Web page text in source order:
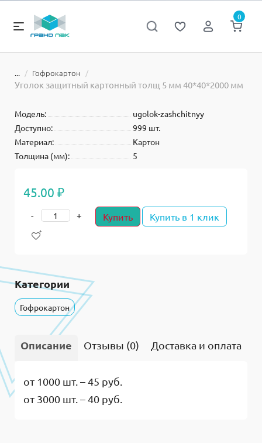
0
...
Гофрокартон
Уголок защитный картонный толщ 5 мм 40*40*2000 мм
Модель:
ugolok-zashchitnyy
Доступно:
999 шт.
Материал:
Картон
Толщина (мм):
5
45.00 ₽
+
- Купить Купить в 1 клик
Категории
Гофрокартон
Описание Отзывы (0) Доставка и оплата
от 1000 шт. – 45 руб.
от 3000 шт. – 40 руб.